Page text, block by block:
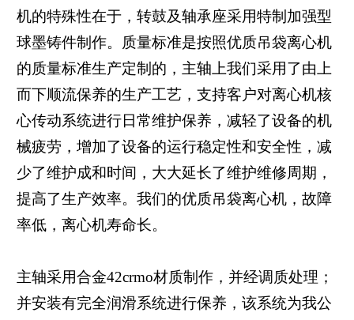
机的特殊性在于，转鼓及轴承座采用特制加强型
球墨铸件制作。质量标准是按照优质吊袋离心机
的质量标准生产定制的，主轴上我们采用了由上
而下顺流保养的生产工艺，支持客户对离心机核
心传动系统进行日常维护保养，减轻了设备的机
械疲劳，增加了设备的运行稳定性和安全性，减
少了维护成和时间，大大延长了维护维修周期，
提高了生产效率。我们的优质吊袋离心机，故障
率低，离心机寿命长。
主轴采用合金42crmo材质制作，并经调质处理；
并安装有完全润滑系统进行保养，该系统为我公